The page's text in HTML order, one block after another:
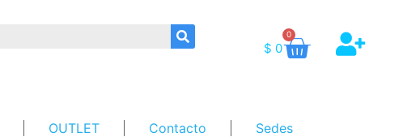
$ 0
0
OUTLET Contacto Sedes